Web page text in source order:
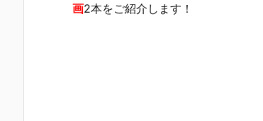
画2本をご紹介します！